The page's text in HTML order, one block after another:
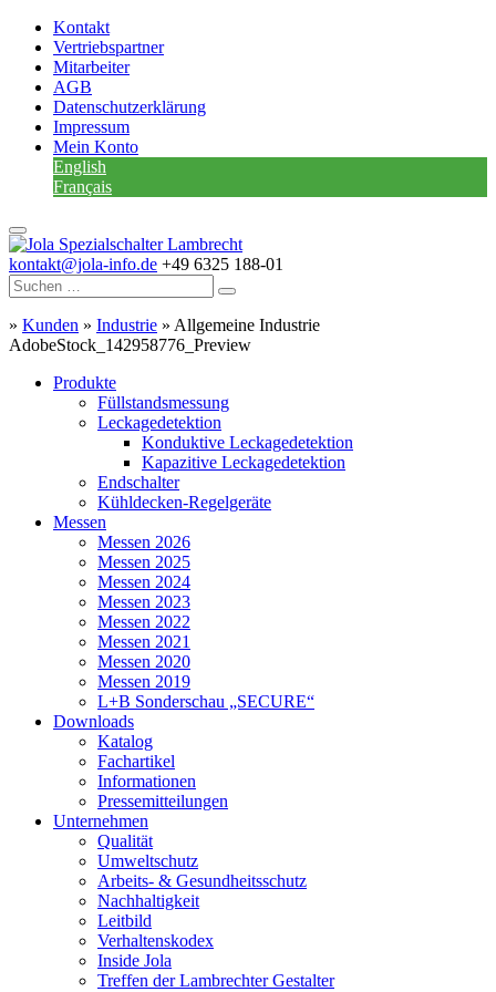
Kontakt
Vertriebspartner
Mitarbeiter
AGB
Datenschutzerklärung
Impressum
Mein Konto
English
Français
kontakt@jola-info.de +49 6325 188-01
» Kunden » Industrie » Allgemeine Industrie
AdobeStock_142958776_Preview
Produkte
Füllstandsmessung
Leckagedetektion
Konduktive Leckagedetektion
Kapazitive Leckagedetektion
Endschalter
Kühldecken-Regelgeräte
Messen
Messen 2026
Messen 2025
Messen 2024
Messen 2023
Messen 2022
Messen 2021
Messen 2020
Messen 2019
L+B Sonderschau „SECURE“
Downloads
Katalog
Fachartikel
Informationen
Pressemitteilungen
Unternehmen
Qualität
Umweltschutz
Arbeits- & Gesundheitsschutz
Nachhaltigkeit
Leitbild
Verhaltenskodex
Inside Jola
Treffen der Lambrechter Gestalter